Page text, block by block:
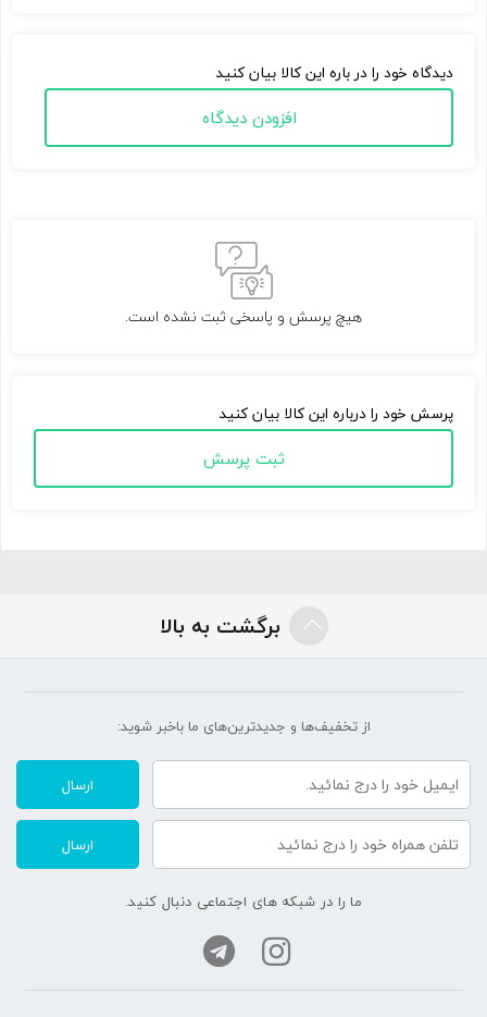
دیدگاه خود را در باره این کالا بیان کنید
افزودن دیدگاه
هیچ پرسش و پاسخی ثبت نشده است.
پرسش خود را درباره این کالا بیان کنید
ثبت پرسش
برگشت به بالا
از تخفیف‌ها و جدیدترین‌های ما‌ باخبر شوید:
ارسال
ارسال
ما را در شبکه های اجتماعی دنبال کنید.